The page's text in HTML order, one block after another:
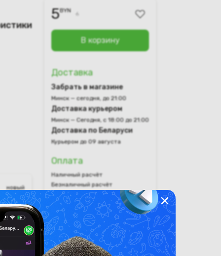
новый
5BYN 6
В корзину
Доставка
Забрать в магазине
Минск — сегодня, до 21:00
Доставка курьером
Минск — Сегодня, с 18:00 до 21:00
Доставка по Беларуси
Курьером до 09 августа
Оплата
Наличный расчёт
Безналичный расчёт
Оплата картами рассрочки